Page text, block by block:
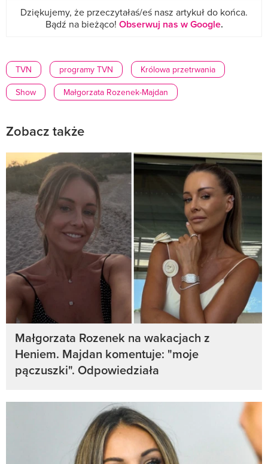
Dziękujemy, że przeczytałaś/eś nasz artykuł do końca.
Bądź na bieżąco! Obserwuj nas w Google.
TVN programy TVN
Królowa przetrwania
Show
Małgorzata Rozenek-Majdan
Zobacz także
Małgorzata Rozenek na wakacjach z
Heniem. Majdan komentuje: "moje
pączuszki". Odpowiedziała